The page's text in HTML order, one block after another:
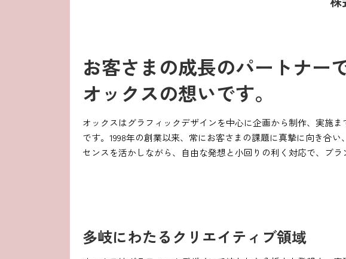
お客さまの成長のパートナー
オックスの想いです。
オックスはグラフィックデザインを中心に企画から制作、実施
です。1998年の創業以来、常にお客さまの課題に真摯に向き合
センスを活かしながら、自由な発想と小回りの利く対応で、ブ
多岐にわたるクリエイティブ領域